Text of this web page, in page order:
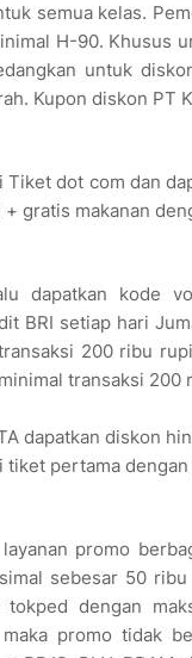
semua kelas.
H-90. Khusus
untuk
Kupon diskon PT
Tiket dot com dan
gratis makanan
dapatkan kode
BRI setiap hari
200 ribu
transaksi 200
dapatkan diskon
tiket pertama
promo
sebesar 50
tokped dengan
promo tidak